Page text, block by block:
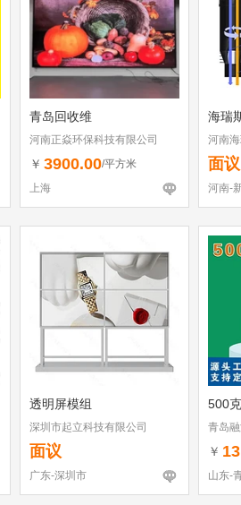
青岛回收维
河南正焱环保科技有限公司
￥ 3900.00/平方米
上海
海瑞
河南
面议
河南-
透明屏模组
深圳市起立科技有限公司
面议
广东-深圳市
500
青岛
￥
山东-